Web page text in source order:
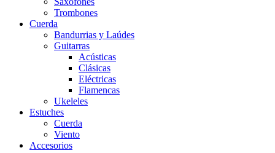
Trombones
Cuerda
Bandurrias y Laúdes
Guitarras
Acústicas
Clásicas
Eléctricas
Flamencas
Ukeleles
Estuches
Cuerda
Viento
Accesorios